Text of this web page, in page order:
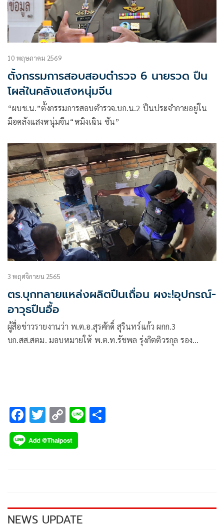
10 พฤษภาคม 2569
ตั้งกรรมการสอบสอบตำรวจ 6 นายรวด ปืน
โผล่ในคลังแสงหนุ่มจีน
“ผบช.น.”ตั้งกรรมการสอบตำรวจ.บก.น.2 ปืนประจำกายอยู่ใน
มือคลังแสงหนุ่มจีน“หมิงเฉิน ซัน”
3 พฤศจิกายน 2565
ตร.บุกทลายแหล่งผลิตปืนเถื่อน ผงะ!อุปกรณ์-
อาวุธปืนอื้อ
ผู้สื่อข่าวรายงานว่า พ.ต.อ.สุรศักดิ์ สุรินทร์แก้ว ผกก.3
บก.สส.สตม. มอบหมายให้ พ.ต.ท.รัชพล รุ่งกิตติวรกุล รอง
F
ac
e
k
T
wi
tt
C
o
p
k
Li
NEWS UPDATE